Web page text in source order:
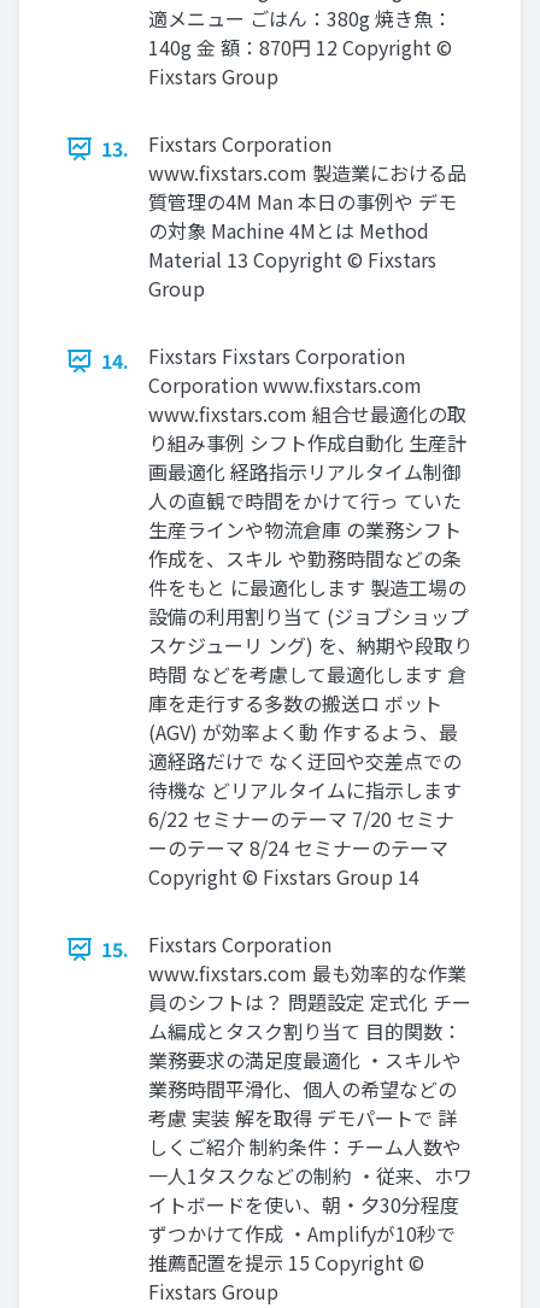
適メニュー ごはん：380g 焼き魚：
140g 金 額：870円 12 Copyright ©
Fixstars Group
13.
Fixstars Corporation
www.fixstars.com 製造業における品
質管理の4M Man 本日の事例や デモ
の対象 Machine 4Mとは Method
Material 13 Copyright © Fixstars
Group
14.
Fixstars Fixstars Corporation
Corporation www.fixstars.com
www.fixstars.com 組合せ最適化の取
り組み事例 シフト作成自動化 生産計
画最適化 経路指示リアルタイム制御
人の直観で時間をかけて行っ ていた
生産ラインや物流倉庫 の業務シフト
作成を、スキル や勤務時間などの条
件をもと に最適化します 製造工場の
設備の利用割り当て (ジョブショップ
スケジューリ ング) を、納期や段取り
時間 などを考慮して最適化します 倉
庫を走行する多数の搬送ロ ボット
(AGV) が効率よく動 作するよう、最
適経路だけで なく迂回や交差点での
待機な どリアルタイムに指示します
6/22 セミナーのテーマ 7/20 セミナ
ーのテーマ 8/24 セミナーのテーマ
Copyright © Fixstars Group 14
15.
Fixstars Corporation
www.fixstars.com 最も効率的な作業
員のシフトは？ 問題設定 定式化 チー
ム編成とタスク割り当て 目的関数：
業務要求の満足度最適化 ・スキルや
業務時間平滑化、個人の希望などの
考慮 実装 解を取得 デモパートで 詳
しくご紹介 制約条件：チーム人数や
一人1タスクなどの制約 ・従来、ホワ
イトボードを使い、朝・夕30分程度
ずつかけて作成 ・Amplifyが10秒で
推薦配置を提示 15 Copyright ©
Fixstars Group